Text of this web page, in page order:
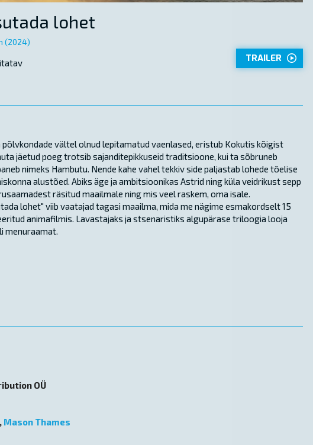
lohet
(2024)
TRAILER
põlvkondade vältel olnud lepitamatud vaenlased, eristub Kokutis kõigist
jäetud poeg trotsib sajanditepikkuseid traditsioone, kui ta sõbruneb
nimeks Hambutu. Nende kahe vahel tekkiv side paljastab lohede tõelise
alustõed. Abiks äge ja ambitsioonikas Astrid ning küla veidrikust sepp
räsitud maailmale ning mis veel raskem, oma isale.
lohet" viib vaatajad tagasi maailma, mida me nägime esmakordselt 15
animafilmis. Lavastajaks ja stsenaristiks algupärase triloogia looja
menuraamat.
OÜ
, Mason Thames